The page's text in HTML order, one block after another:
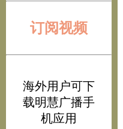
订阅视频
海外用户可下
载明慧广播手
机应用